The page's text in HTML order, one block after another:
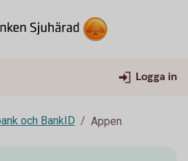
Logga in
och BankID Appen